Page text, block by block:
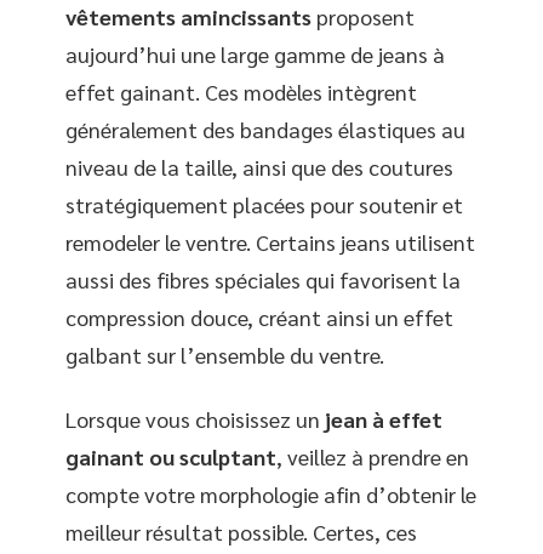
vêtements amincissants proposent
aujourd’hui une large gamme de jeans à
effet gainant. Ces modèles intègrent
généralement des bandages élastiques au
niveau de la taille, ainsi que des coutures
stratégiquement placées pour soutenir et
remodeler le ventre. Certains jeans utilisent
aussi des fibres spéciales qui favorisent la
compression douce, créant ainsi un effet
galbant sur l’ensemble du ventre.
Lorsque vous choisissez un jean à effet
gainant ou sculptant, veillez à prendre en
compte votre morphologie afin d’obtenir le
meilleur résultat possible. Certes, ces